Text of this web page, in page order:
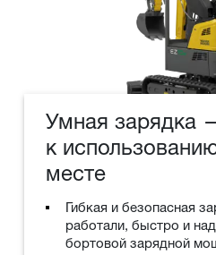
Умная зарядка
к
месте
Гибкая и безопасная
работали, быстро и
бортовой зарядной